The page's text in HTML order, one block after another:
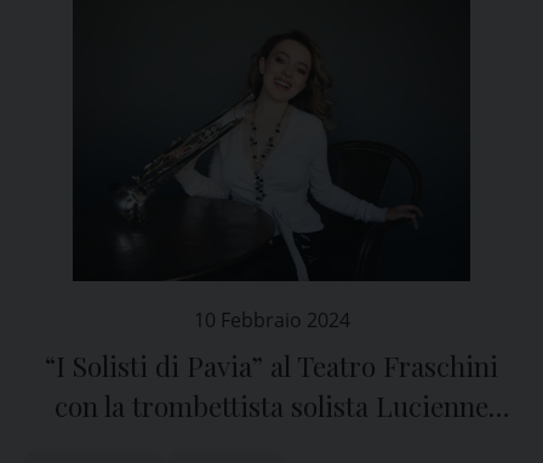
10 Febbraio 2024
“I Solisti di Pavia” al Teatro Fraschini
con la trombettista solista Lucienne